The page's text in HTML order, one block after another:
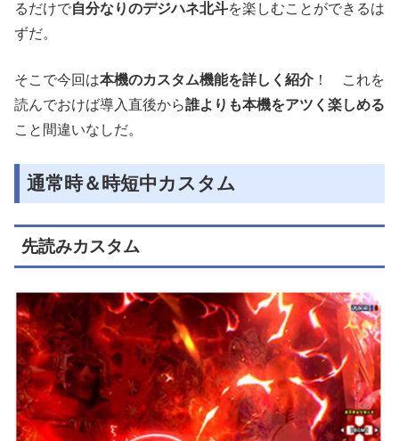
るだけで自分なりのデジハネ北斗を楽しむことができるは
ずだ。
そこで今回は本機のカスタム機能を詳しく紹介 ！ これを
読んでおけば導入直後から誰よりも本機をアツく楽しめる
こと間違いなしだ。
通常時＆時短中カスタム
先読みカスタム